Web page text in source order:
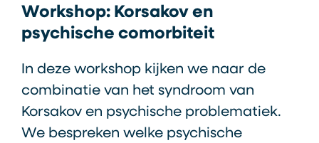
Workshop: Korsakov en
psychische comorbiteit
In deze workshop kijken we naar de
combinatie van het syndroom van
Korsakov en psychische problematiek.
We bespreken welke psychische